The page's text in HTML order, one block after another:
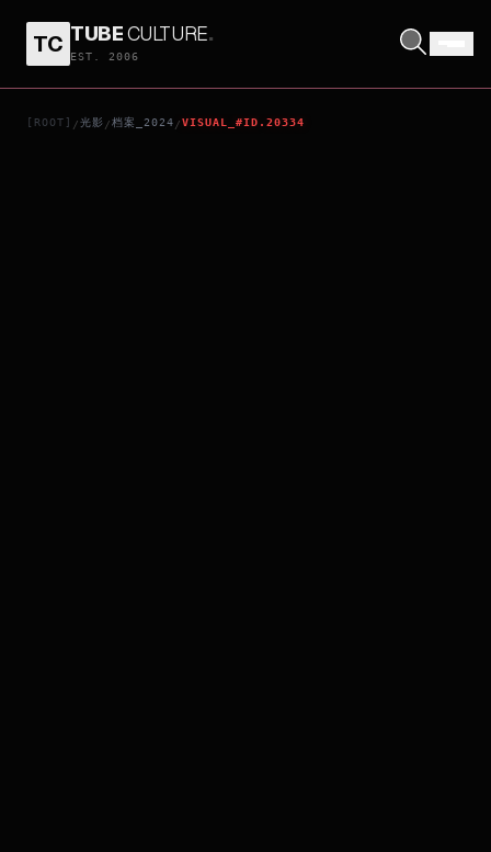
TC TUBECULTURE.
EST. 2006
[ROOT] /光影 /档案_2024 /VISUAL_#ID.20334
404 STILL REMAIN